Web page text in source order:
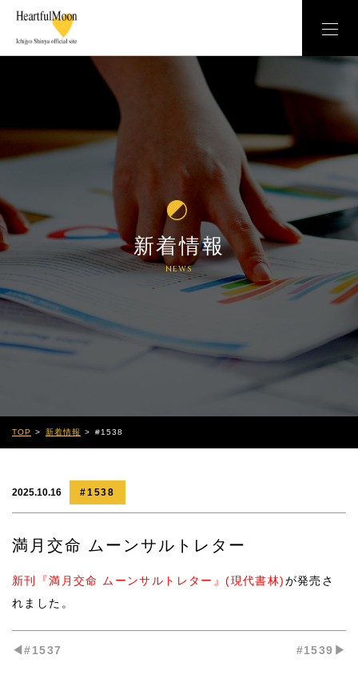
新着情報
NEWS
TOP 新着情報 #1538
2025.10.16 #1538
満月交命 ムーンサルトレター
新刊『満月交命 ムーンサルトレター』(現代書林)が発売さ
れました。
◀︎#1537 #1539▶︎